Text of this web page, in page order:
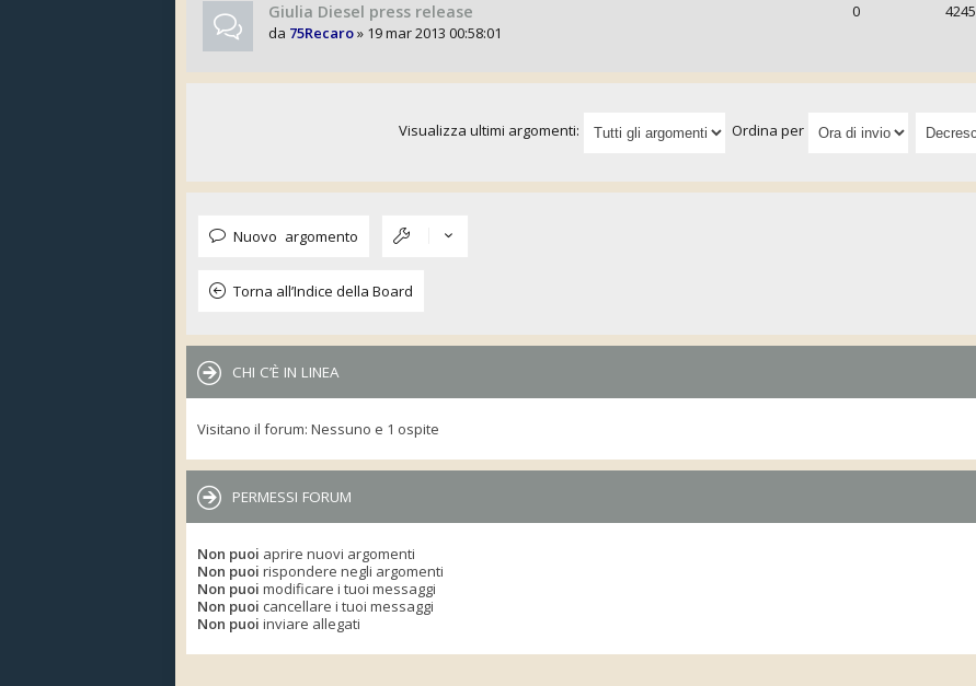
Giulia Diesel press release
da 75Recaro» 19 mar 2013 00:58:01
0 4245
Visualizza ultimi argomenti: Ordina per
Nuovo argomento
Torna all’Indice della Board
CHI C’È IN LINEA
Visitano il forum: Nessuno e 1 ospite
PERMESSI FORUM
Non puoi aprire nuovi argomenti
Non puoi rispondere negli argomenti
Non puoi modificare i tuoi messaggi
Non puoi cancellare i tuoi messaggi
Non puoi inviare allegati